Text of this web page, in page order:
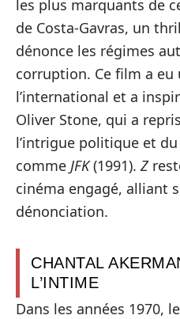
les plus marquants de
de Costa-Gavras, un
dénonce les régimes
corruption. Ce film a eu
l’international et a
Oliver Stone, qui a
l’intrigue politique et
comme JFK(1991). Z
cinéma engagé, alliant
dénonciation.
CHANTAL
L’INTIME
Dans les années 1970,